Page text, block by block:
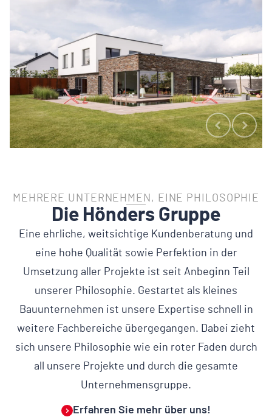
MEHRERE UNTERNEHMEN, EINE PHILOSOPHIE
Die Hönders Gruppe
Eine ehrliche, weitsichtige Kundenberatung und
eine hohe Qualität sowie Perfektion in der
Umsetzung aller Projekte ist seit Anbeginn Teil
unserer Philosophie. Gestartet als kleines
Bauunternehmen ist unsere Expertise schnell in
weitere Fachbereiche übergegangen. Dabei zieht
sich unsere Philosophie wie ein roter Faden durch
all unsere Projekte und durch die gesamte
Unternehmensgruppe.
Erfahren Sie mehr über uns!